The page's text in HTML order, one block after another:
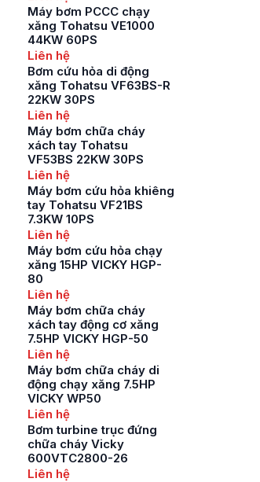
Máy bơm PCCC chạy
xăng Tohatsu VE1000
44KW 60PS
Liên hệ
Bơm cứu hỏa di động
xăng Tohatsu VF63BS-R
22KW 30PS
Liên hệ
Máy bơm chữa cháy
xách tay Tohatsu
VF53BS 22KW 30PS
Liên hệ
Máy bơm cứu hỏa khiêng
tay Tohatsu VF21BS
7.3KW 10PS
Liên hệ
Máy bơm cứu hỏa chạy
xăng 15HP VICKY HGP-
80
Liên hệ
Máy bơm chữa cháy
xách tay động cơ xăng
7.5HP VICKY HGP-50
Liên hệ
Máy bơm chữa cháy di
động chạy xăng 7.5HP
VICKY WP50
Liên hệ
Bơm turbine trục đứng
chữa cháy Vicky
600VTC2800-26
Liên hệ